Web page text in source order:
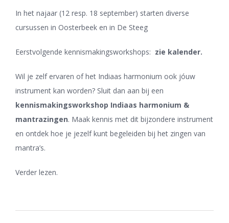
In het najaar (12 resp. 18 september) starten diverse
cursussen in Oosterbeek en in De Steeg
Eerstvolgende kennismakingsworkshops: zie kalender.
Wil je zelf ervaren of het Indiaas harmonium ook jóuw
instrument kan worden? Sluit dan aan bij een
kennismakingsworkshop Indiaas harmonium &
mantrazingen. Maak kennis met dit bijzondere instrument
en ontdek hoe je jezelf kunt begeleiden bij het zingen van
mantra’s.
Verder lezen.